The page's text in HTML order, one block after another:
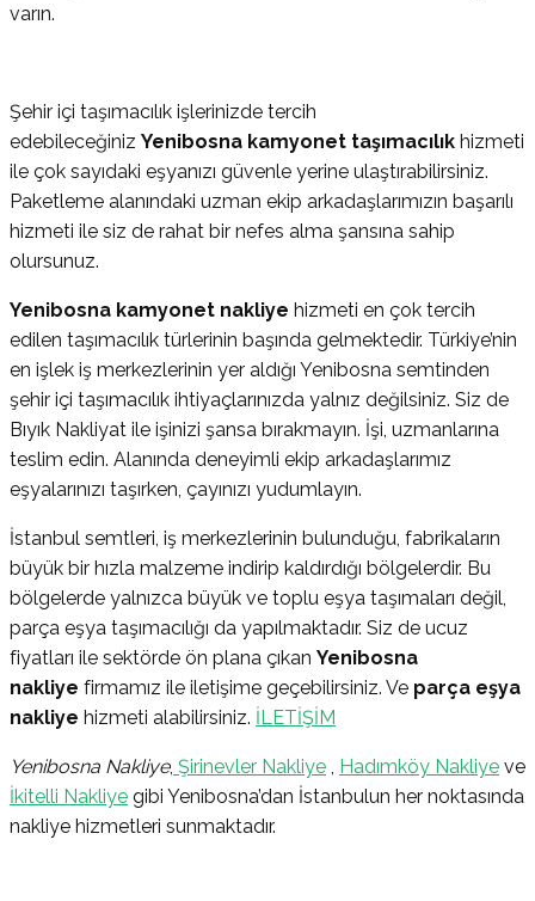
varın.
Şehir içi taşımacılık işlerinizde tercih
edebileceğiniz Yenibosna kamyonet taşımacılık hizmeti
ile çok sayıdaki eşyanızı güvenle yerine ulaştırabilirsiniz.
Paketleme alanındaki uzman ekip arkadaşlarımızın başarılı
hizmeti ile siz de rahat bir nefes alma şansına sahip
olursunuz.
Yenibosna kamyonet nakliye hizmeti en çok tercih
edilen taşımacılık türlerinin başında gelmektedir. Türkiye’nin
en işlek iş merkezlerinin yer aldığı Yenibosna semtinden
şehir içi taşımacılık ihtiyaçlarınızda yalnız değilsiniz. Siz de
Bıyık Nakliyat ile işinizi şansa bırakmayın. İşi, uzmanlarına
teslim edin. Alanında deneyimli ekip arkadaşlarımız
eşyalarınızı taşırken, çayınızı yudumlayın.
İstanbul semtleri, iş merkezlerinin bulunduğu, fabrikaların
büyük bir hızla malzeme indirip kaldırdığı bölgelerdir. Bu
bölgelerde yalnızca büyük ve toplu eşya taşımaları değil,
parça eşya taşımacılığı da yapılmaktadır. Siz de ucuz
fiyatları ile sektörde ön plana çıkan Yenibosna
nakliye firmamız ile iletişime geçebilirsiniz. Ve parça eşya
nakliye hizmeti alabilirsiniz. İLETİŞİM
Yenibosna Nakliye, Şirinevler Nakliye , Hadımköy Nakliye ve
İkitelli Nakliye gibi Yenibosna’dan İstanbulun her noktasında
nakliye hizmetleri sunmaktadır.